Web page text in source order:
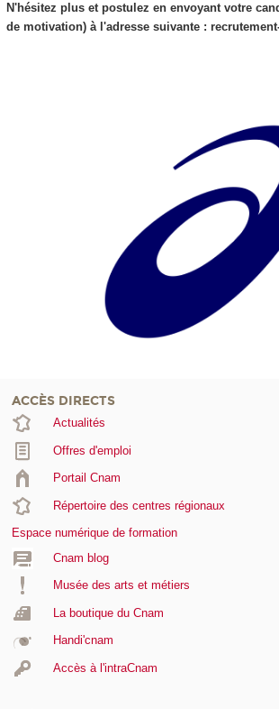
N'hésitez plus et postulez en envoyant votre
de motivation) à l'adresse suivante :
ACCÈS DIRECTS
Actualités
Offres d'emploi
Portail Cnam
Répertoire des centres régionaux
Espace numérique de formation
Cnam blog
Musée des arts et métiers
La boutique du Cnam
Handi'cnam
Accès à l'intraCnam